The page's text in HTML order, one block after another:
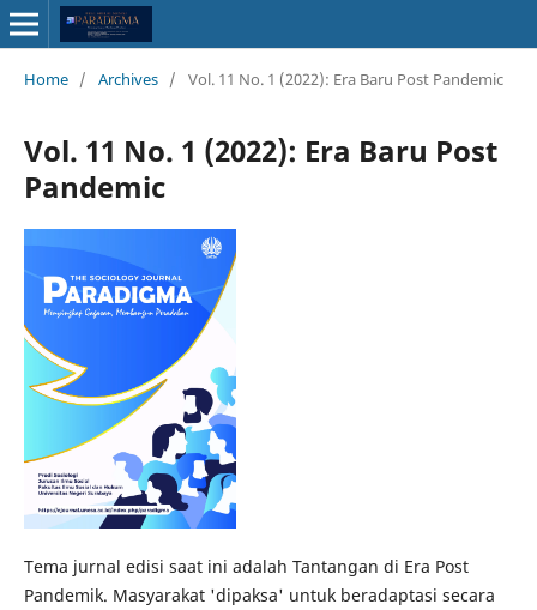
Home / Archives / Vol. 11 No. 1 (2022): Era Baru Post Pandemic
Vol. 11 No. 1 (2022): Era Baru Post
Pandemic
Tema jurnal edisi saat ini adalah Tantangan di Era Post
Pandemik. Masyarakat 'dipaksa' untuk beradaptasi secara